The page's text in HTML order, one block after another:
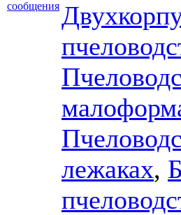
лежаках,